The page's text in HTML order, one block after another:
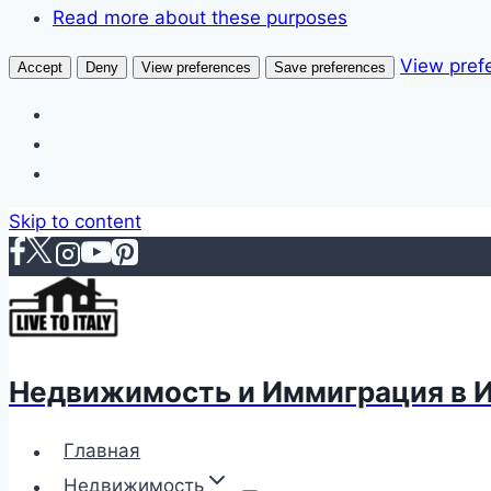
Read more about these purposes
Accept Deny View preferences Save preferences View
Skip to content
Недвижимость и Иммиграция в
Главная
Недвижимость